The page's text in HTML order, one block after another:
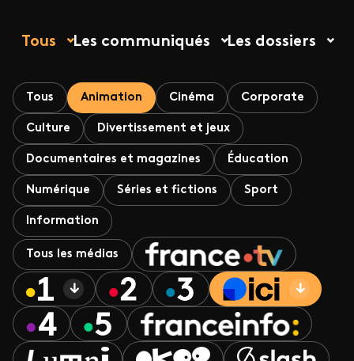
Tous Les communiqués Les dossiers
Tous Animation Cinéma Corporate
Culture Divertissement et jeux
Documentaires et magazines Éducation
Numérique Séries et fictions Sport
Information
Tous les médias